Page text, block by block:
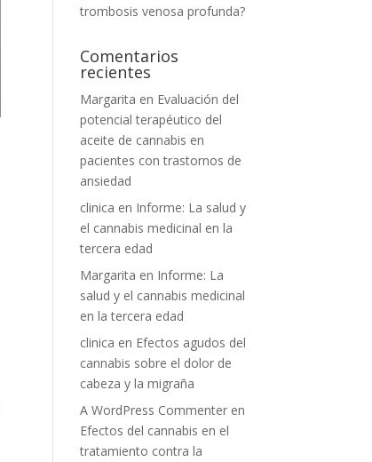
trombosis venosa profunda?
Comentarios
recientes
Margarita en Evaluación del
potencial terapéutico del
aceite de cannabis en
pacientes con trastornos de
ansiedad
clinica en Informe: La salud y
el cannabis medicinal en la
tercera edad
Margarita en Informe: La
salud y el cannabis medicinal
en la tercera edad
clinica en Efectos agudos del
cannabis sobre el dolor de
cabeza y la migraña
A WordPress Commenter en
Efectos del cannabis en el
tratamiento contra la